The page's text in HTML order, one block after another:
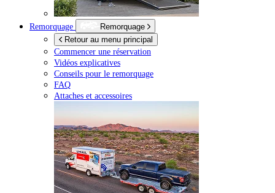
Remorquage
Remorquage
Retour au menu principal
Commencer une réservation
Vidéos explicatives
Conseils pour le remorquage
FAQ
Attaches et accessoires